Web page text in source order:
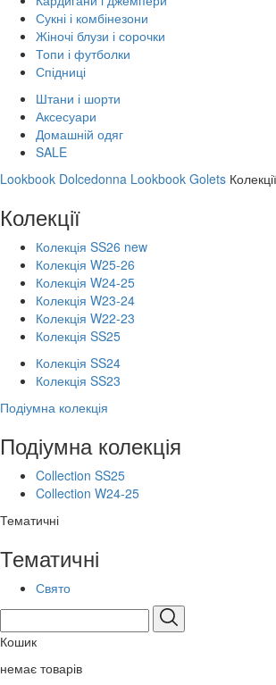
Сукні і комбінезони
Жіночі блузи і сорочки
Топи і футболки
Спідниці
Штани і шорти
Аксесуари
Домашній одяг
SALE
Lookbook Dolcedonna Lookbook Golets Колекції
Колекції
Колекція SS26 new
Колекція W25-26
Колекція W24-25
Колекція W23-24
Колекція W22-23
Колекція SS25
Колекція SS24
Колекція SS23
Подіумна колекція
Подіумна колекція
Collection SS25
Collection W24-25
Тематичні
Тематичні
Свято
Кошик
немає товарів